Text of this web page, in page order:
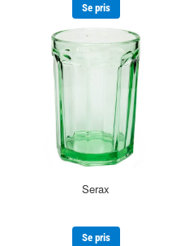
Se pris
Serax
Se pris